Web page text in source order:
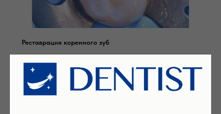
Реставрация коренного зуб